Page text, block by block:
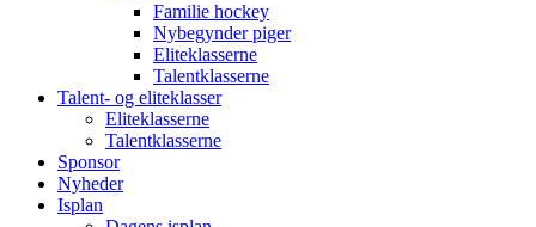
Familie hockey
Nybegynder piger
Eliteklasserne
Talentklasserne
Talent- og eliteklasser
Eliteklasserne
Talentklasserne
Sponsor
Nyheder
Isplan